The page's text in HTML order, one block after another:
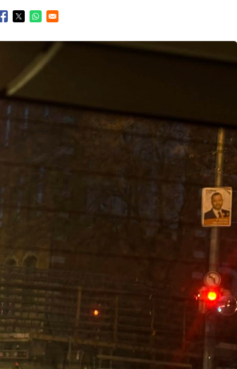
Opens in a new window
Opens in a new window
Opens in a new window